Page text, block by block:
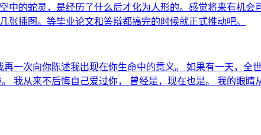
中的蛇灵，是经历了什么后才化为人形的。感觉将来有机
张插图。等毕业论文和答辩都搞完的时候就正式推动吧。
再一次向你陈述我出现在你生命中的意义。 如果有一天，
我从来不后悔自己爱过你， 曾经是，现在也是。 我的眼